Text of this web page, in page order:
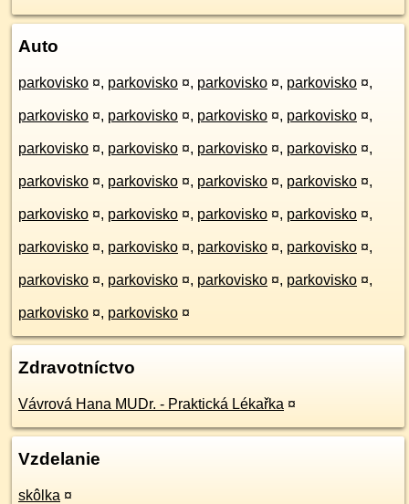
Auto
parkovisko ¤, parkovisko ¤, parkovisko ¤, parkovisko ¤,
parkovisko ¤, parkovisko ¤, parkovisko ¤, parkovisko ¤,
parkovisko ¤, parkovisko ¤, parkovisko ¤, parkovisko ¤,
parkovisko ¤, parkovisko ¤, parkovisko ¤, parkovisko ¤,
parkovisko ¤, parkovisko ¤, parkovisko ¤, parkovisko ¤,
parkovisko ¤, parkovisko ¤, parkovisko ¤, parkovisko ¤,
parkovisko ¤, parkovisko ¤, parkovisko ¤, parkovisko ¤,
parkovisko ¤, parkovisko ¤
Zdravotníctvo
Vávrová Hana MUDr. - Praktická Lékařka ¤
Vzdelanie
skôlka ¤